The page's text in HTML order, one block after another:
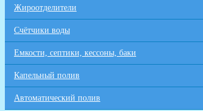
Жироотделители
Счётчики воды
Емкости, септики, кессоны, баки
Капельный полив
Автоматический полив